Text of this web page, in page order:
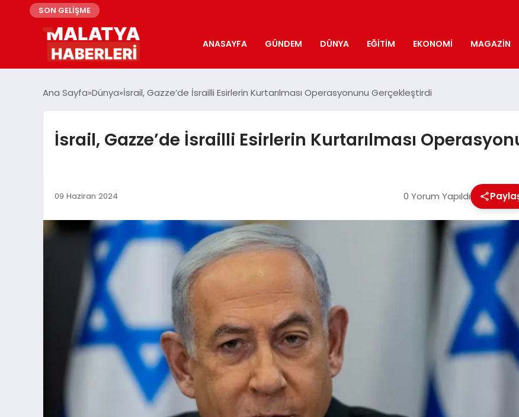
SON GELİŞME
ANASAYFA GÜNDEM DÜNYA EĞITIM EKONOMI MAGAZIN
Ana Sayfa Dünya İsrail, Gazze’de İsrailli Esirlerin Kurtarılması Operasyonunu Gerçekleştirdi
İsrail, Gazze’de İsrailli Esirlerin Kurtarılması
09 Haziran 2024 0 Yorum Yapıldı